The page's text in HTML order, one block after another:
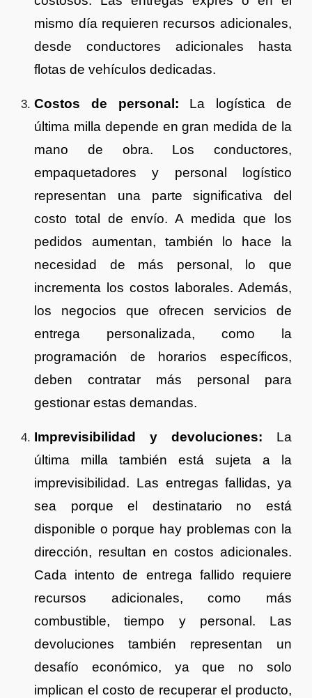
mismo día requieren recursos adicionales,
desde conductores adicionales hasta
flotas de vehículos dedicadas.
Costos de personal: La logística de
última milla depende en gran medida de la
mano de obra. Los conductores,
empaquetadores y personal logístico
representan una parte significativa del
costo total de envío. A medida que los
pedidos aumentan, también lo hace la
necesidad de más personal, lo que
incrementa los costos laborales. Además,
los negocios que ofrecen servicios de
entrega personalizada, como la
programación de horarios específicos,
deben contratar más personal para
gestionar estas demandas.
Imprevisibilidad y devoluciones: La
última milla también está sujeta a la
imprevisibilidad. Las entregas fallidas, ya
sea porque el destinatario no está
disponible o porque hay problemas con la
dirección, resultan en costos adicionales.
Cada intento de entrega fallido requiere
recursos adicionales, como más
combustible, tiempo y personal. Las
devoluciones también representan un
desafío económico, ya que no solo
implican el costo de recuperar el producto,